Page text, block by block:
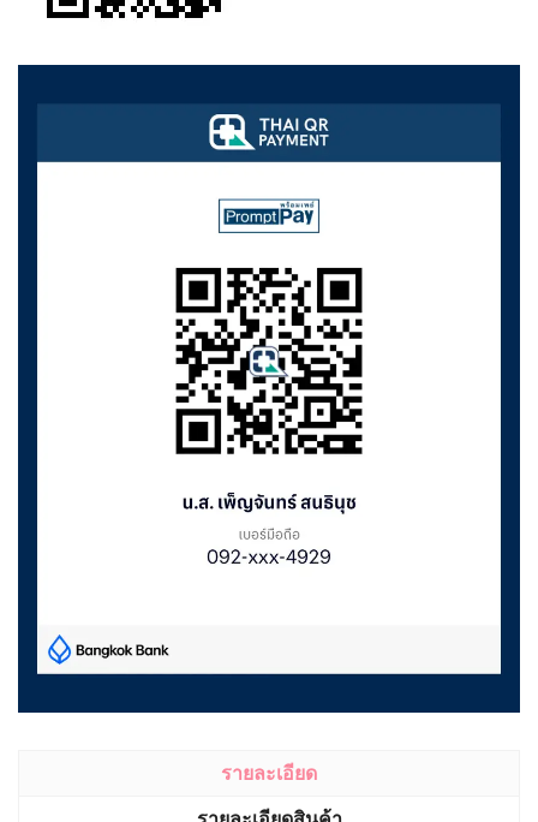
รายละเอียด